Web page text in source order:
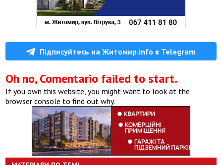
Підписуйтесь на Житомир.info в Telegram
Oh no, Comentario failed to start.
If you own this website, you might want to look at the
browser console to find out why.